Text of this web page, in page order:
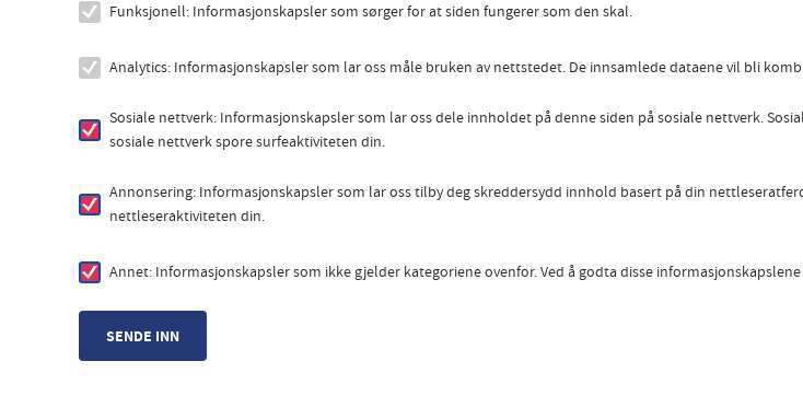
Funksjonell: Informasjonskapsler som sørger for at siden fungerer som den skal.
Analytics: Informasjonskapsler som lar oss måle bruken av nettstedet. De innsamlede dataene vil bli
Sosiale nettverk: Informasjonskapsler som lar oss dele innholdet på denne siden på sosiale nettverk.
sosiale nettverk spore surfeaktiviteten din.
Annonsering: Informasjonskapsler som lar oss tilby deg skreddersydd innhold basert på din
nettleseraktiviteten din.
Annet: Informasjonskapsler som ikke gjelder kategoriene ovenfor. Ved å godta disse